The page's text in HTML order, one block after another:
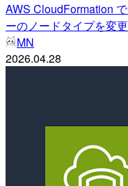
AWS CloudFormation
ーのノードタイプを変
MN
2026.04.28